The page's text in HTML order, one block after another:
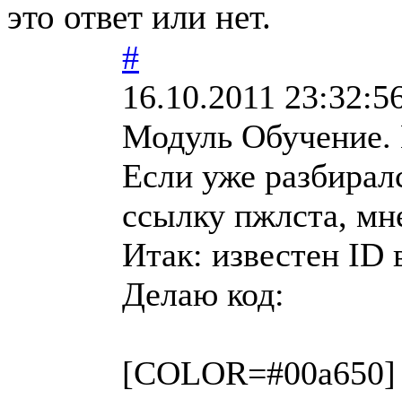
это ответ или нет.
#
16.10.2011
Модуль Обучение.
Если уже
ссылку пжлста,
Итак: известен ID
Делаю код: